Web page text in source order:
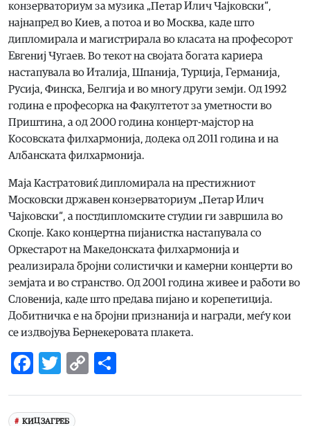
конзерваториум за музика „Петар Илич Чајковски“,
најнапред во Киев, а потоа и во Москва, каде што
дипломирала и магистрирала во класата на професорот
Евгениј Чугаев. Во текот на својата богата кариера
настапувала во Италија, Шпанија, Турција, Германија,
Русија, Финска, Белгија и во многу други земји. Од 1992
година е професорка на Факултетот за уметности во
Приштина, а од 2000 година концерт-мајстор на
Косовската филхармонија, додека од 2011 година и на
Албанската филхармонија.
Маја Кастратовиќ дипломирала на престижниот
Московски државен конзерваториум „Петар Илич
Чајковски“, а постдипломските студии ги завршила во
Скопје. Како концертна пијанистка настапувала со
Оркестарот на Македонската филхармонија и
реализирала бројни солистички и камерни концерти во
земјата и во странство. Од 2001 година живее и работи во
Словенија, каде што предава пијано и корепетиција.
Добитничка е на бројни признанија и награди, меѓу кои
се издвојува Бернекеровата плакета.
Facebook
Twitter
Copy
КИЦ ЗАГРЕБ